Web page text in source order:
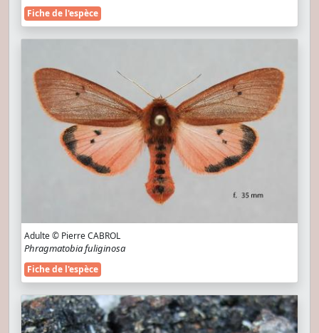
Fiche de l'espèce
Adulte © Pierre CABROL
Phragmatobia fuliginosa
Fiche de l'espèce